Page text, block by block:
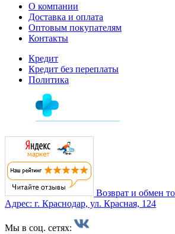
О компании
Доставка и оплата
Оптовым покупателям
Контакты
Кредит
Кредит без переплаты
Политика
Возврат и обмен
Адрес: г. Краснодар, ул. Красная, 124
Мы в соц. сетях: